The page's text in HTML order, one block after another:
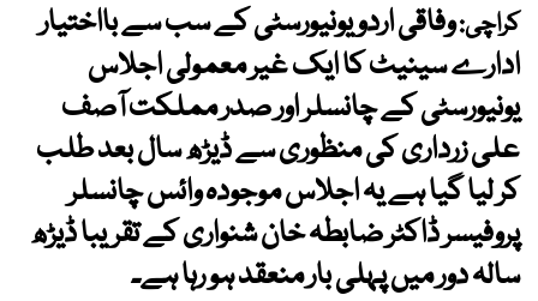
کراچی:وفاقی اردو یونیورسٹی کے سب سے بااختیار
ادارے سینیٹ کا ایک غیر معمولی اجلاس
یونیورسٹی کے چانسلر اور صدر مملکت آصف
علی زرداری کی منظوری سے ڈیڑھ سال بعد طلب
کر لیا گیا ہے یہ اجلاس موجودہ وائس چانسلر
پروفیسر ڈاکٹر ضابطہ خان شنواری کے تقریبا ڈیڑھ
سالہ دور میں پہلی بار منعقد ہو رہا ہے۔